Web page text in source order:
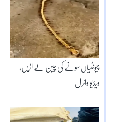
چیونٹیاں سونے کی چین لے اڑیں،
ویڈیو وائرل